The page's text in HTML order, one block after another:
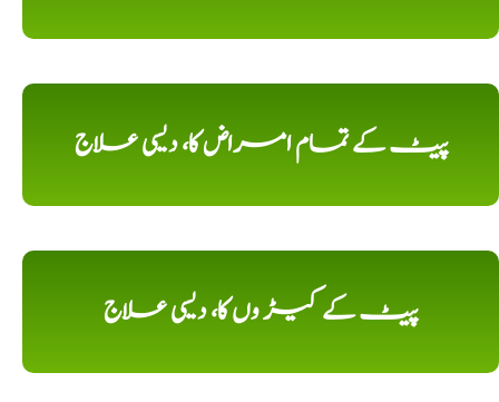
پیٹ کے تمام امراض کا، دیسی علاج
پیٹ کے کیڑ وں کا، دیسی علاج